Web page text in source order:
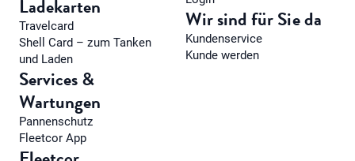
Ladekarten
Travelcard
Shell Card – zum Tanken
und Laden
Services &
Wartungen
Pannenschutz
Fleetcor App
Wir sind für Sie da
Kundenservice
Kunde werden